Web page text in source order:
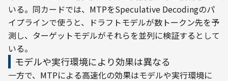
いる。同カードでは、MTPをSpeculative Decodingのパ
イプラインで使うと、ドラフトモデルが数トークン先を予
測し、ターゲットモデルがそれらを並列に検証するとして
いる。
モデルや実行環境により効果は異なる
一方で、MTPによる高速化の効果はモデルや実行環境に